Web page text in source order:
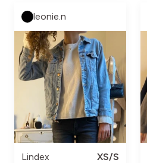
leonie.n
Lindex
XS/S